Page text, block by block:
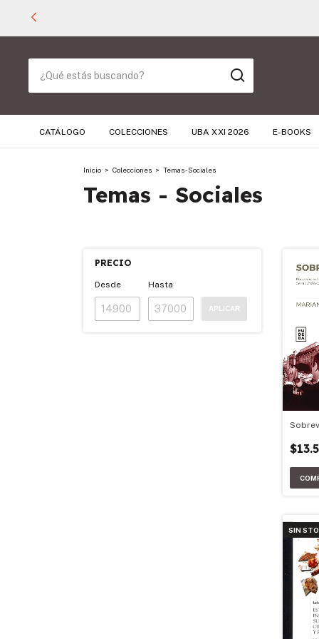
CATÁLOGO COLECCIONES UBA XXI 2026 E-BOOKS
Inicio > Colecciones > Temas - Sociales
Temas - Sociales
PRECIO
Desde Hasta
APLICAR
SIN